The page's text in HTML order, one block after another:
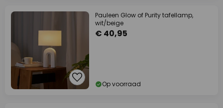
Pauleen Glow of Purity tafellamp,
wit/beige
€ 40,95
Op voorraad